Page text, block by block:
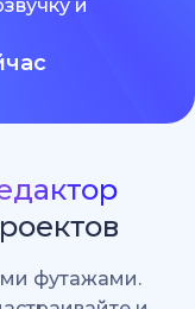
и
футажами.